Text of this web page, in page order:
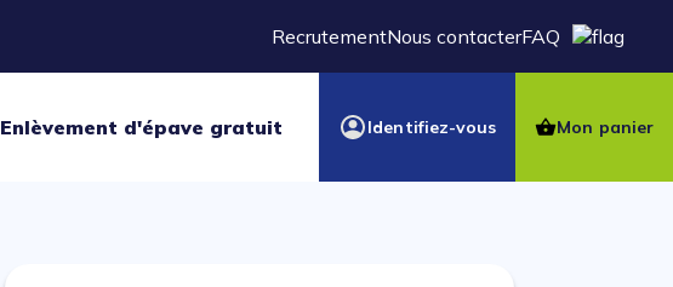
RecrutementNous contacterFAQ
Enlèvement d'épave gratuit Identifiez-vous Mon panier